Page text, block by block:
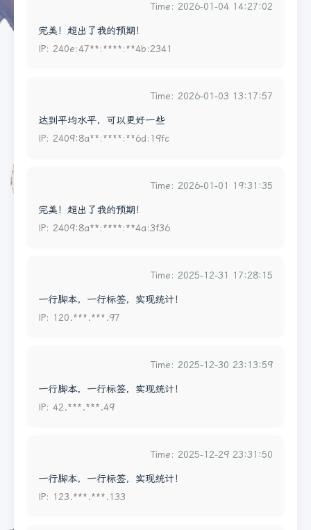
Time: 2026-01-04 14:27:02
完美！超出了我的预期！
IP: 240e:47**:****:**4b:2341
Time: 2026-01-03 13:17:57
达到平均水平，可以更好一些
IP: 2409:8a**:****:**6d:19fc
Time: 2026-01-01 19:31:35
完美！超出了我的预期！
IP: 2409:8a**:****:**4a:3f36
Time: 2025-12-31 17:28:15
一行脚本，一行标签，实现统计！
IP: 120.***.***.97
Time: 2025-12-30 23:13:59
一行脚本，一行标签，实现统计！
IP: 42.***.***.49
Time: 2025-12-29 23:31:50
一行脚本，一行标签，实现统计！
IP: 123.***.***.133